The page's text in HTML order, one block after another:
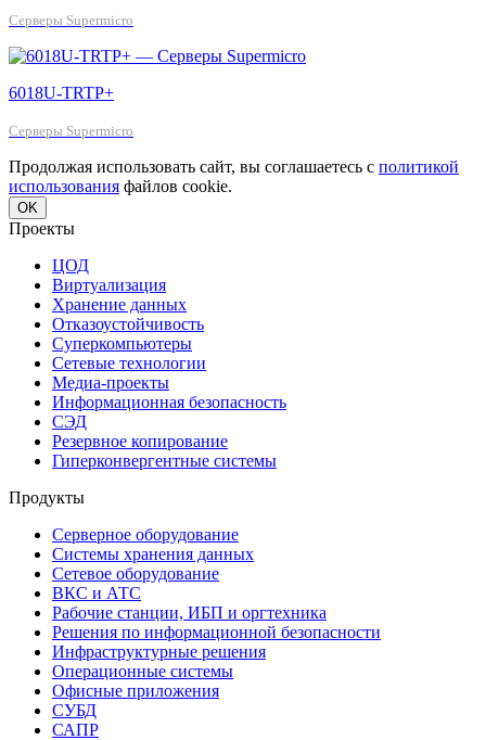
Серверы Supermicro
6018U-TRTP+
Серверы Supermicro
Продолжая использовать сайт, вы соглашаетесь с политикой
использования файлов cookie.
OK
Проекты
ЦОД
Виртуализация
Хранение данных
Отказоустойчивость
Суперкомпьютеры
Сетевые технологии
Медиа-проекты
Информационная безопасность
СЭД
Резервное копирование
Гиперконвергентные системы
Продукты
Серверное оборудование
Системы хранения данных
Сетевое оборудование
ВКС и АТС
Рабочие станции, ИБП и оргтехника
Решения по информационной безопасности
Инфраструктурные решения
Операционные системы
Офисные приложения
СУБД
САПР